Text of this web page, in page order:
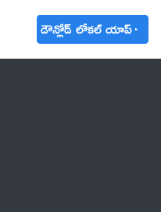
డౌన్లోడ్ లోకల్ యాప్